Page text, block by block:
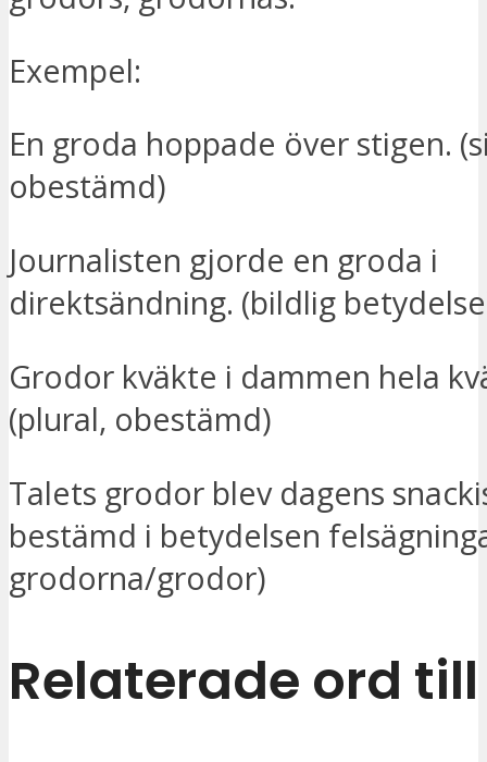
Exempel:
En groda hoppade över stigen.
obestämd)
Journalisten gjorde en groda i
direktsändning. (bildlig
Grodor kväkte i dammen hela
(plural, obestämd)
Talets grodor blev dagens
bestämd i betydelsen
grodorna/grodor)
Relaterade ord